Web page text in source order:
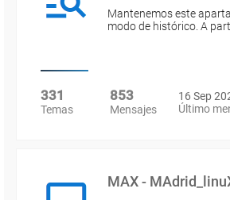
Mantenemos este
modo de histórico. A
331
Temas
853
Mensajes
16 Sep
Último
MAX -